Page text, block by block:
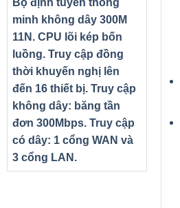
Bộ định tuyến thông
minh không dây 300M
11N. CPU lõi kép bốn
luồng. Truy cập đồng
thời khuyến nghị lên
đến 16 thiết bị. Truy cập
không dây: băng tần
đơn 300Mbps. Truy cập
có dây: 1 cổng WAN và
3 cổng LAN.